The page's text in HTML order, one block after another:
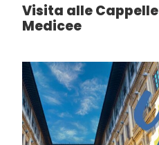
Visita alle Cappelle
Medicee